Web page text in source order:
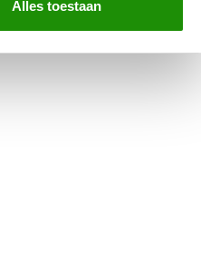
Alles toestaan